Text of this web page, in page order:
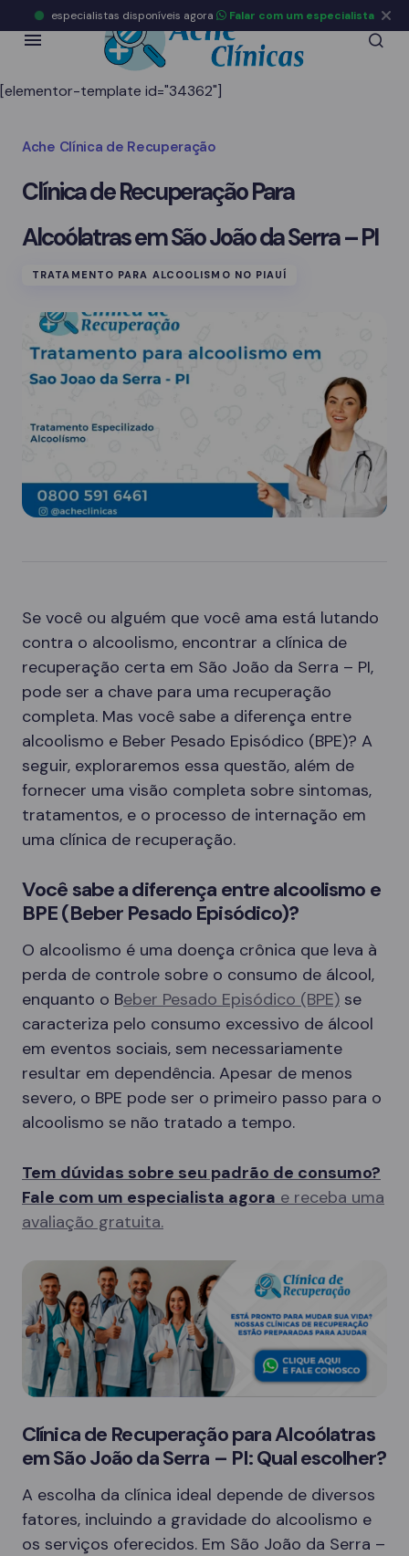
[elementor-template id="34362"]
Ache Clínica de Recuperação
Clínica de Recuperação Para
Alcoólatras em São João da Serra – PI
TRATAMENTO PARA ALCOOLISMO NO PIAUÍ
Se você ou alguém que você ama está lutando
contra o alcoolismo, encontrar a clínica de
recuperação certa em São João da Serra – PI,
pode ser a chave para uma recuperação
completa. Mas você sabe a diferença entre
alcoolismo e Beber Pesado Episódico (BPE)? A
seguir, exploraremos essa questão, além de
fornecer uma visão completa sobre sintomas,
tratamentos, e o processo de internação em
uma clínica de recuperação.
Você sabe a diferença entre alcoolismo e
BPE (Beber Pesado Episódico)?
O alcoolismo é uma doença crônica que leva à
perda de controle sobre o consumo de álcool,
enquanto o Beber Pesado Episódico (BPE) se
caracteriza pelo consumo excessivo de álcool
em eventos sociais, sem necessariamente
resultar em dependência. Apesar de menos
severo, o BPE pode ser o primeiro passo para o
alcoolismo se não tratado a tempo.
Tem dúvidas sobre seu padrão de consumo?
Fale com um especialista agora e receba uma
avaliação gratuita.
Clínica de Recuperação para Alcoólatras
em São João da Serra – PI: Qual escolher?
A escolha da clínica ideal depende de diversos
fatores, incluindo a gravidade do alcoolismo e
os serviços oferecidos. Em São João da Serra –
especialistas disponíveis agora Falar com um especialista